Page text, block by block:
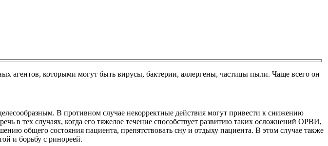
агентов, которыми могут быть вирусы, бактерии, аллергены, частицы пыли. Чаще всего он
В противном случае некорректные действия могут привести к снижению
в тех случаях, когда его тяжелое течение способствует развитию таких осложнений ОРВИ,
общего состояния пациента, препятствовать сну и отдыху пациента. В этом случае также
и борьбу с ринореей.